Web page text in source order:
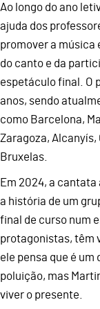
Ao longo do ano
ajuda dos
promover a música
do canto e da
espetáculo final. O
anos, sendo
como Barcelona,
Zaragoza, Alcanyís,
Bruxelas.
Em 2024, a cantata
a história de um
final de curso num
protagonistas, têm
ele pensa que é
poluição, mas
viver o presente.